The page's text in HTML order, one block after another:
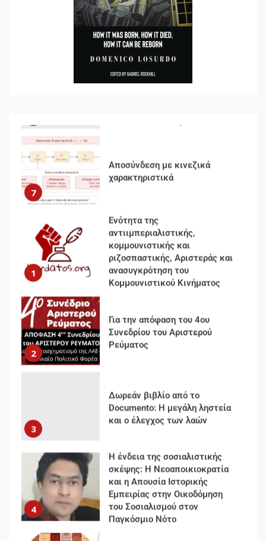
Αυγή: Μαρξισμός και Εθνική
Απελευθέρωση
βιομηχανίας θεωρίας της
7
Αποσύνδεση με κινεζικά
χαρακτηριστικά
1
Ενότητα της
αντιιμπεριαλιστικής,
κομμουνιστικής και
ριζοσπαστικής, Αριστεράς και
ανασυγκρότηση του
Κομμουνιστικού Κινήματος
2
Για την απόφαση του 4ου
Συνεδρίου του Αριστερού
Ρεύματος
3
Δωρεάν βιβλίο από το
Documento: Η μεγάλη ληστεία
και ο έλεγχος των λαών
4
Η ένδεια της σοσιαλιστικής
σκέψης: Η Νεοαποικιοκρατία
και η Απουσία Ιστορικής
Εμπειρίας στην Οικοδόμηση
του Σοσιαλισμού στον
Παγκόσμιο Νότο